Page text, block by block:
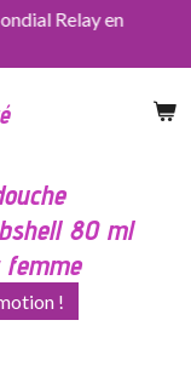
Relay en
80 ml
!